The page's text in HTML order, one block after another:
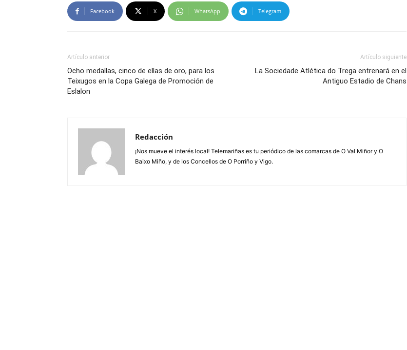
Facebook X WhatsApp Telegram
Artículo anterior
Ocho medallas, cinco de ellas de oro, para los
Teixugos en la Copa Galega de Promoción de
Eslalon
Artículo siguiente
La Sociedade Atlética do Trega entrenará en el
Antiguo Estadio de Chans
Redacción
¡Nos mueve el interés local! Telemariñas es tu periódico de las comarcas de O Val Miñor y O
Baixo Miño, y de los Concellos de O Porriño y Vigo.